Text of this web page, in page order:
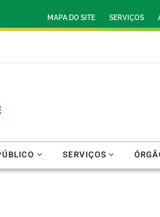
MAPA DO SITE SERVIÇOS
SERVIÇOS